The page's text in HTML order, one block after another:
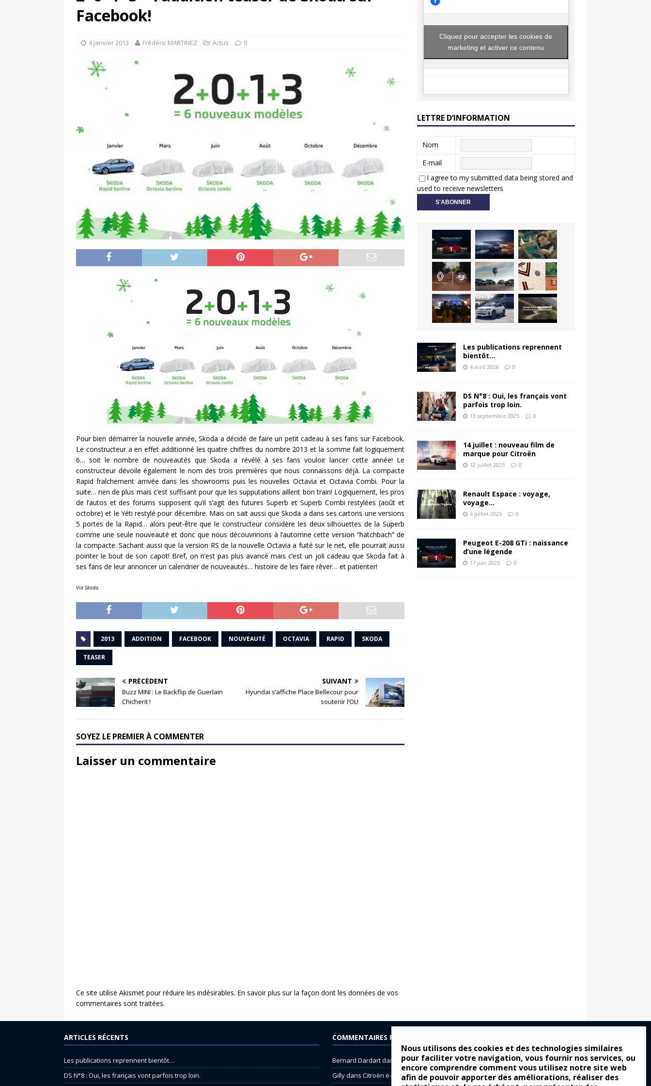
Nous utilisons des cookies et des technologies similaires
pour faciliter votre navigation, vous fournir nos services, ou
encore comprendre comment vous utilisez notre site web
afin de pouvoir apporter des améliorations, réaliser des
[ 11 avril 2020 ]
Facebook!
4 janvier 2013 Frédéric MARTINEZ Actus 0
Pour bien démarrer la nouvelle année, Skoda a décidé de faire un petit cadeau à ses fans sur Facebook.
Le constructeur a en effet additionné les quatre chiffres du nombre 2013 et la somme fait logiquement
6… soit le nombre de nouveautés que Skoda a révélé à ses fans vouloir lancer cette année! Le
constructeur dévoile également le nom des trois premières que nous connaissons déjà. La compacte
Rapid fraîchement arrivée dans les showrooms puis les nouvelles Octavia et Octavia Combi. Pour la
suite… rien de plus mais c’est suffisant pour que les supputations aillent bon train! Logiquement, les pros
de l’autos et des forums supposent qu’il s’agit des futures Superb et Superb Combi restylées (août et
octobre) et le Yéti restylé pour décembre. Mais on sait aussi que Skoda a dans ses cartons une versions
5 portes de la Rapid… alors peut-être que le constructeur considère les deux silhouettes de la Superb
comme une seule nouveauté et donc que nous découvririons à l’automne cette version “hatchbach” de
la compacte. Sachant aussi que la version RS de la nouvelle Octavia a fuité sur le net, elle pourrait aussi
pointer le bout de son capot! Bref, on n’est pas plus avancé mais c’est un joli cadeau que Skoda fait à
ses fans de leur annoncer un calendrier de nouveautés… histoire de les faire rêver… et patienter!
Via Skoda.
2013 ADDITION FACEBOOK NOUVEAUTÉ OCTAVIA RAPID SKODA
TEASER
PRÉCÉDENT
Buzz MINI : Le Backflip de Guerlain
Chicherit !
SUIVANT
Hyundai s’affiche Place Bellecour pour
soutenir l’OL!
SOYEZ LE PREMIER À COMMENTER
Laisser un commentaire
Ce site utilise Akismet pour réduire les indésirables. En savoir plus sur la façon dont les données de vos
commentaires sont traitées.
Cliquez pour accepter les cookies de
marketing et activer ce contenu
LETTRE D’INFORMATION
Nom
E-mail
I agree to my submitted data being stored and
used to receive newsletters
Les publications reprennent
bientôt…
4 avril 2026 0
DS N°8 : Oui, les français vont
parfois trop loin.
13 septembre 2025 0
14 juillet : nouveau film de
marque pour Citroën
12 juillet 2025 0
Renault Espace : voyage,
voyage…
6 juillet 2025 0
Peugeot E-208 GTi : naissance
d’une légende
17 juin 2025 0
ARTICLES RÉCENTS
Les publications reprennent bientôt…
DS N°8 : Oui, les français vont parfois trop loin.
COMMENTAIRES RÉCENTS
Bernard Dardartdans
Dacia Sandero : pour les gens vrais
Gillydans Citroën ë-C3 : la révolution a commencé